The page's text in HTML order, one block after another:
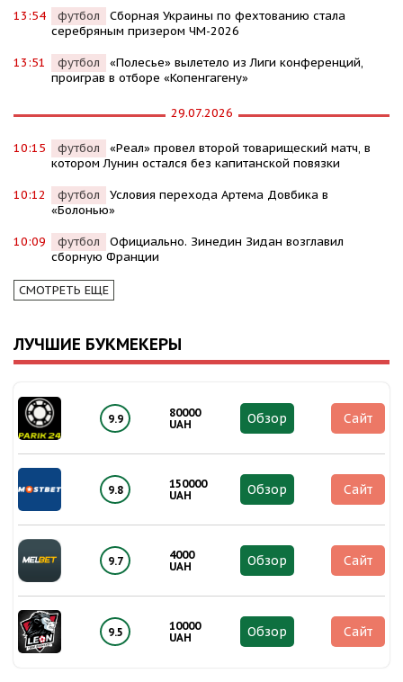
13:54 футбол
Сборная Украины по фехтованию стала
серебряным призером ЧМ-2026
13:51 футбол
«Полесье» вылетело из Лиги конференций,
проиграв в отборе «Копенгагену»
29.07.2026
10:15 футбол
«Реал» провел второй товарищеский матч, в
котором Лунин остался без капитанской повязки
10:12 футбол
Условия перехода Артема Довбика в
«Болонью»
10:09 футбол
Официально. Зинедин Зидан возглавил
сборную Франции
СМОТРЕТЬ ЕЩЕ
ЛУЧШИЕ БУКМЕКЕРЫ
9.9
80000
UAH
Обзор Сайт
9.8
150000
UAH
Обзор Сайт
9.7
4000
UAH
Обзор Сайт
9.5
10000
UAH
Обзор Сайт